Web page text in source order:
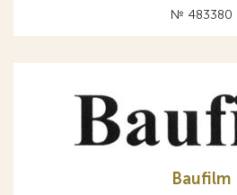
№ 483380
Baufilm